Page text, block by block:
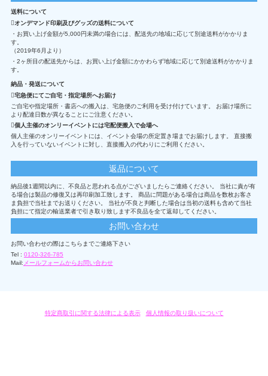
送料について
オンデマンド印刷及びグッズの送料について
・お買い上げ金額が5,000円未満の場合には、配送先の地域に応じて別途送料がかかりま
す。
（2019年6月より）
・2ヶ所目の配送先からは、お買い上げ金額にかかわらず地域に応じて別途送料がかかりま
す。
納品・発送について
宅急便にてご自宅・指定場所へお届け
ご自宅や指定場所・書店への搬入は、宅急便のご利用を受け付けています。 お届け場所に
より配達日数が異なることにご注意ください。
個人主催のオンリーイベントには宅配便搬入で会場へ
個人主催のオンリーイベントには、イベント会場の所定置き場までお届けします。 直接搬
入を行っていないイベントに対し、直接搬入の代わりにご利用ください。
返品について
納品後1週間以内に、不良品と思われる点がございましたらご連絡ください。 当社に責が有
る場合は製品の修復又は再印刷加工致します。 商品に問題がある場合は商品を数枚お客さ
ま負担で当社までお送りください。 当社が不良と判断した場合は当初の送料も含めて当社
負担にて指定の輸送業者で引き取り致します不良品を全て返却してください。
お問い合わせ
お問い合わせの際はこちらまでご連絡下さい
Tel : 0120-326-785
Mail: メールフォームからお問い合わせ
特定商取引に関する法律による表示/ 個人情報の取り扱いについて